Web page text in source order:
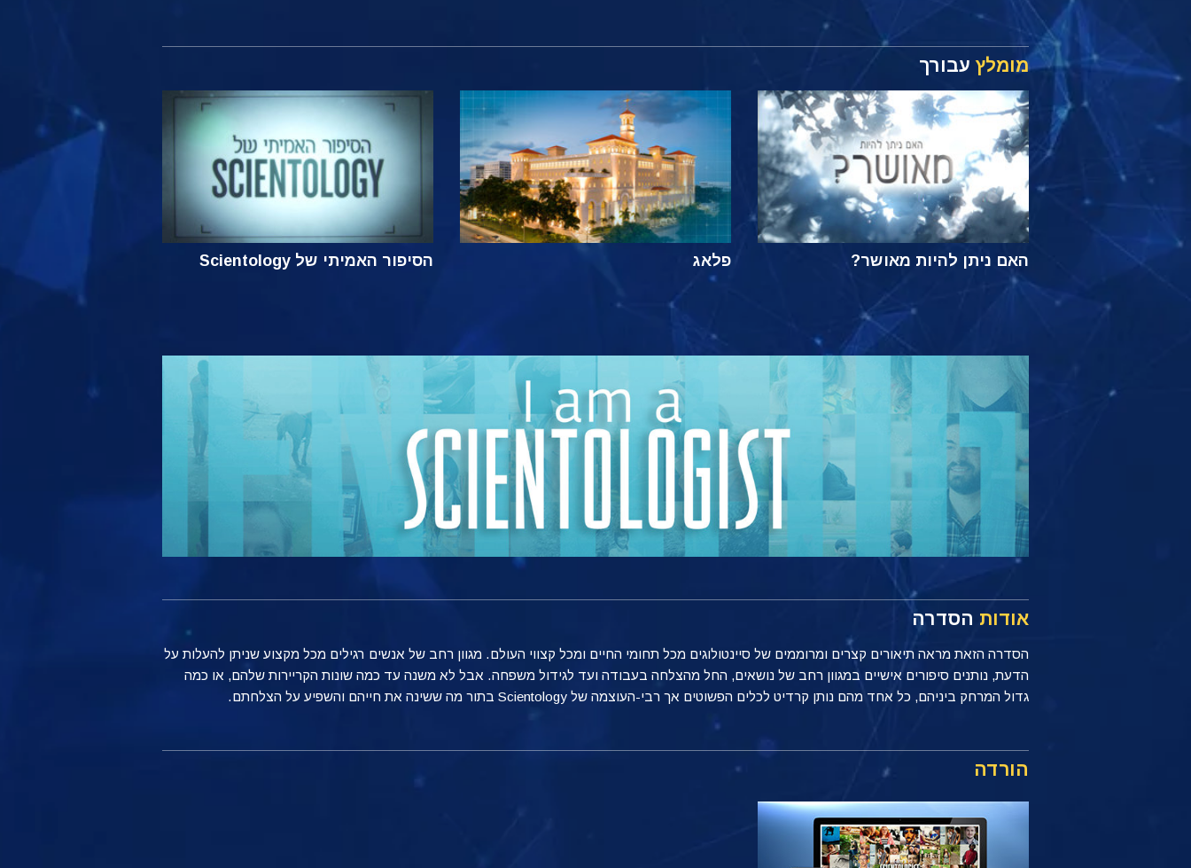
מומלץעבורך
האם ניתן להיות מאושר? פלאג הסיפור האמיתי של Scientology
אודות הסדרה
הסדרה הזאת מראה תיאורים קצרים ומרוממים של סיינטולוגים מכל תחומי החיים ומכל קצווי העולם. מגוון רחב של אנשים רגילים מכל מקצוע שניתן להעלות על
הדעת, נותנים סיפורים אישיים במגוון רחב של נושאים, החל מהצלחה בעבודה ועד לגידול משפחה. אבל לא משנה עד כמה שונות הקריירות שלהם, או כמה
גדול המרחק ביניהם, כל אחד מהם נותן קרדיט לכלים הפשוטים אך רבי-העוצמה של Scientology בתור מה ששינה את חייהם והשפיע על הצלחתם.
הורדה